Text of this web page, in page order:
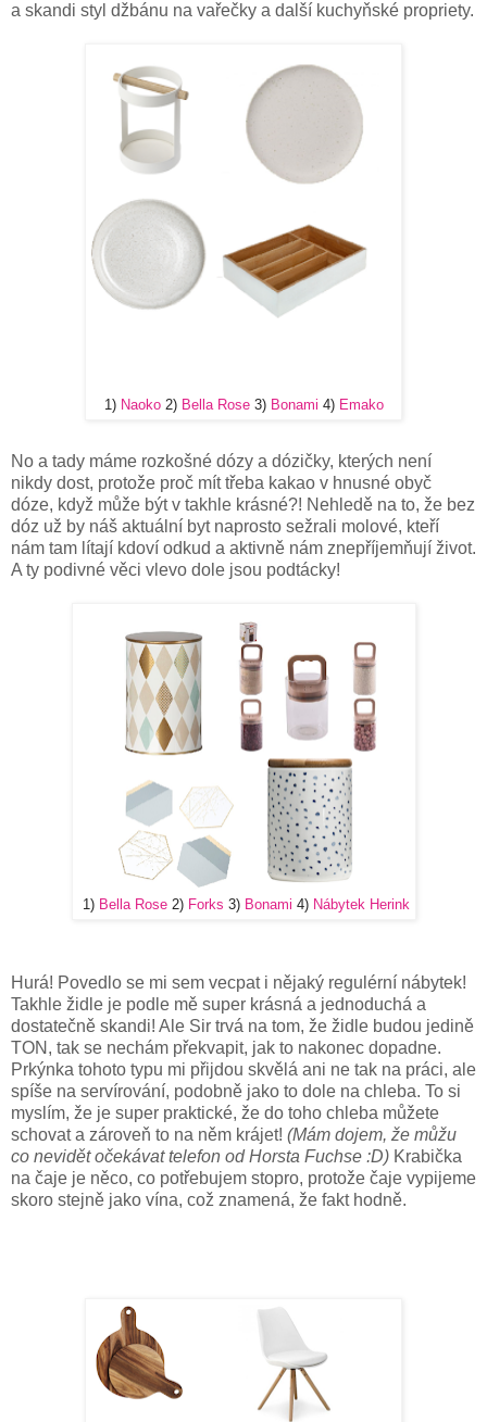
a skandi styl džbánu na vařečky a další kuchyňské propriety.
1) Naoko2) Bella Rose3) Bonami 4) Emako
No a tady máme rozkošné dózy a dózičky, kterých není
nikdy dost, protože proč mít třeba kakao v hnusné obyč
dóze, když může být v takhle krásné?! Nehledě na to, že bez
dóz už by náš aktuální byt naprosto sežrali molové, kteří
nám tam lítají kdoví odkud a aktivně nám znepříjemňují život.
A ty podivné věci vlevo dole jsou podtácky!
1) Bella Rose 2) Forks 3) Bonami 4) Nábytek Herink
Hurá! Povedlo se mi sem vecpat i nějaký regulérní nábytek!
Takhle židle je podle mě super krásná a jednoduchá a
dostatečně skandi! Ale Sir trvá na tom, že židle budou jedině
TON, tak se nechám překvapit, jak to nakonec dopadne.
Prkýnka tohoto typu mi přijdou skvělá ani ne tak na práci, ale
spíše na servírování, podobně jako to dole na chleba. To si
myslím, že je super praktické, že do toho chleba můžete
schovat a zároveň to na něm krájet! (Mám dojem, že můžu
co nevidět očekávat telefon od Horsta Fuchse :D) Krabička
na čaje je něco, co potřebujem stopro, protože čaje vypijeme
skoro stejně jako vína, což znamená, že fakt hodně.